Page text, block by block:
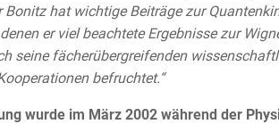
Bonitz hat wichtige Beiträge zur
er viel beachtete Ergebnisse zur
seine fächerübergreifenden
befruchtet.“
wurde im März 2002 während der